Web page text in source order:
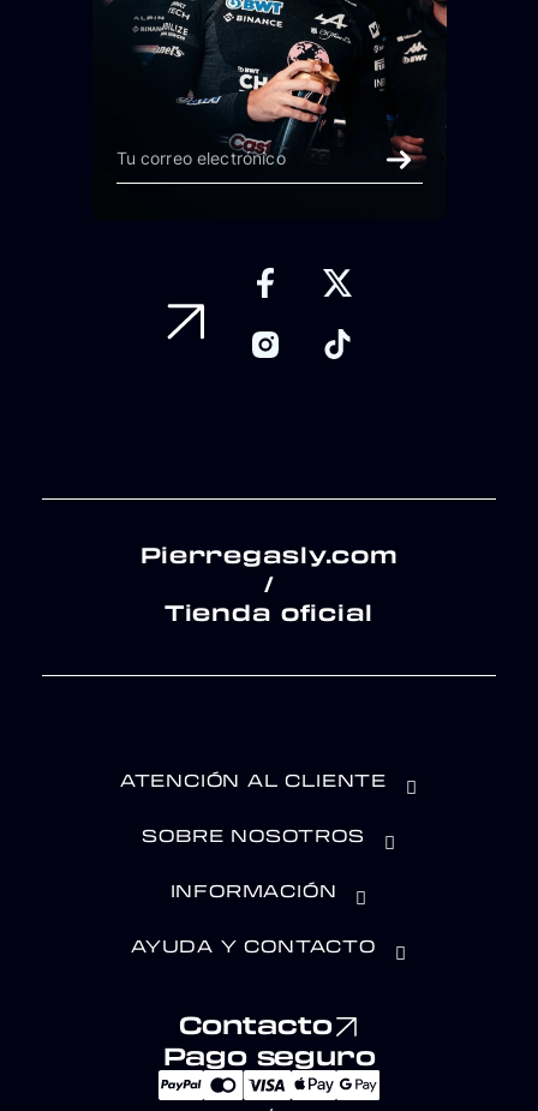
Pierregasly.com
/
Tienda oficial
ATENCIÓN AL CLIENTE
SOBRE NOSOTROS
INFORMACIÓN
AYUDA Y CONTACTO
Contacto
Pago seguro